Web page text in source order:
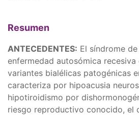
Resumen
ANTECEDENTES: El síndrome
enfermedad autosómica recesiva
variantes bialélicas patogénicas
caracteriza por hipoacusia
hipotiroidismo por
riesgo reproductivo conocido, el